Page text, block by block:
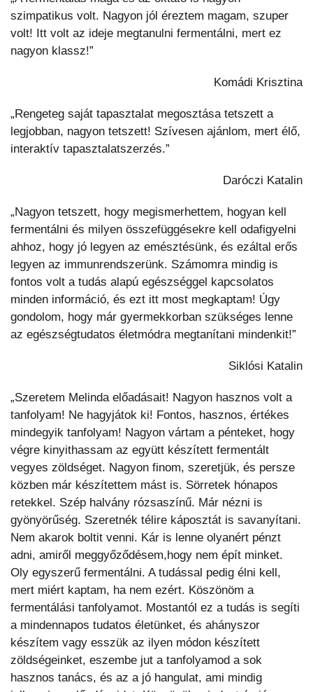
szimpatikus volt. Nagyon jól éreztem magam, szuper
volt! Itt volt az ideje megtanulni fermentálni, mert ez
nagyon klassz!”
Komádi Krisztina
„Rengeteg saját tapasztalat megosztása tetszett a
legjobban, nagyon tetszett! Szívesen ajánlom, mert élő,
interaktív tapasztalatszerzés.”
Daróczi Katalin
„Nagyon tetszett, hogy megismerhettem, hogyan kell
fermentálni és milyen összefüggésekre kell odafigyelni
ahhoz, hogy jó legyen az emésztésünk, és ezáltal erős
legyen az immunrendszerünk. Számomra mindig is
fontos volt a tudás alapú egészséggel kapcsolatos
minden információ, és ezt itt most megkaptam! Úgy
gondolom, hogy már gyermekkorban szükséges lenne
az egészségtudatos életmódra megtanítani mindenkit!”
Siklósi Katalin
„Szeretem Melinda előadásait! Nagyon hasznos volt a
tanfolyam! Ne hagyjátok ki! Fontos, hasznos, értékes
mindegyik tanfolyam! Nagyon vártam a pénteket, hogy
végre kinyithassam az együtt készített fermentált
vegyes zöldséget. Nagyon finom, szeretjük, és persze
közben már készítettem mást is. Sörretek hónapos
retekkel. Szép halvány rózsaszínű. Már nézni is
gyönyörűség. Szeretnék télire káposztát is savanyítani.
Nem akarok boltit venni. Kár is lenne olyanért pénzt
adni, amiről meggyőződésem,hogy nem épít minket.
Oly egyszerű fermentálni. A tudással pedig élni kell,
mert miért kaptam, ha nem ezért. Köszönöm a
fermentálási tanfolyamot. Mostantól ez a tudás is segíti
a mindennapos tudatos életünket, és ahányszor
készítem vagy esszük az ilyen módon készített
zöldségeinket, eszembe jut a tanfolyamod a sok
hasznos tanács, és az a jó hangulat, ami mindig